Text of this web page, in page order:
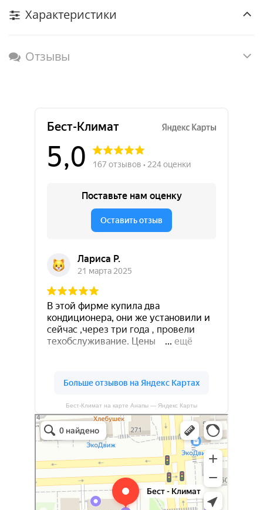
Характеристики
Отзывы
Бест-Климат на карте Анапы — Яндекс Карты
Бест-климат
Кондиционеры в Краснодаре